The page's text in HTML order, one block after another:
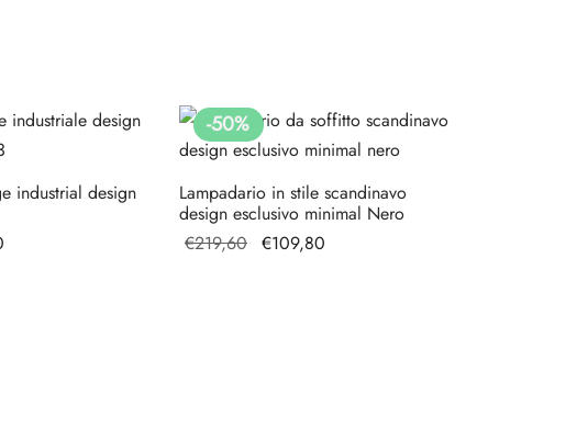
industrial design
-50%
Lampadario in stile scandinavo
design esclusivo minimal Nero
€219,60 Il prezzo
€109,80